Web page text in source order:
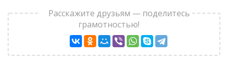
Расскажите друзьям — поделитесь
грамотностью!